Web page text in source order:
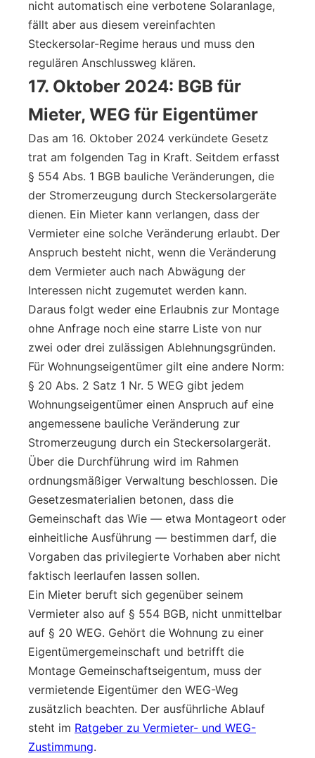
nicht automatisch eine verbotene Solaranlage,
fällt aber aus diesem vereinfachten
Steckersolar-Regime heraus und muss den
regulären Anschlussweg klären.
17. Oktober 2024: BGB für
Mieter, WEG für Eigentümer
Das am 16. Oktober 2024 verkündete Gesetz
trat am folgenden Tag in Kraft. Seitdem erfasst
§ 554 Abs. 1 BGB bauliche Veränderungen, die
der Stromerzeugung durch Steckersolargeräte
dienen. Ein Mieter kann verlangen, dass der
Vermieter eine solche Veränderung erlaubt. Der
Anspruch besteht nicht, wenn die Veränderung
dem Vermieter auch nach Abwägung der
Interessen nicht zugemutet werden kann.
Daraus folgt weder eine Erlaubnis zur Montage
ohne Anfrage noch eine starre Liste von nur
zwei oder drei zulässigen Ablehnungsgründen.
Für Wohnungseigentümer gilt eine andere Norm:
§ 20 Abs. 2 Satz 1 Nr. 5 WEG gibt jedem
Wohnungseigentümer einen Anspruch auf eine
angemessene bauliche Veränderung zur
Stromerzeugung durch ein Steckersolargerät.
Über die Durchführung wird im Rahmen
ordnungsmäßiger Verwaltung beschlossen. Die
Gesetzesmaterialien betonen, dass die
Gemeinschaft das Wie — etwa Montageort oder
einheitliche Ausführung — bestimmen darf, die
Vorgaben das privilegierte Vorhaben aber nicht
faktisch leerlaufen lassen sollen.
Ein Mieter beruft sich gegenüber seinem
Vermieter also auf § 554 BGB, nicht unmittelbar
auf § 20 WEG. Gehört die Wohnung zu einer
Eigentümergemeinschaft und betrifft die
Montage Gemeinschaftseigentum, muss der
vermietende Eigentümer den WEG-Weg
zusätzlich beachten. Der ausführliche Ablauf
steht im Ratgeber zu Vermieter- und WEG-
Zustimmung.